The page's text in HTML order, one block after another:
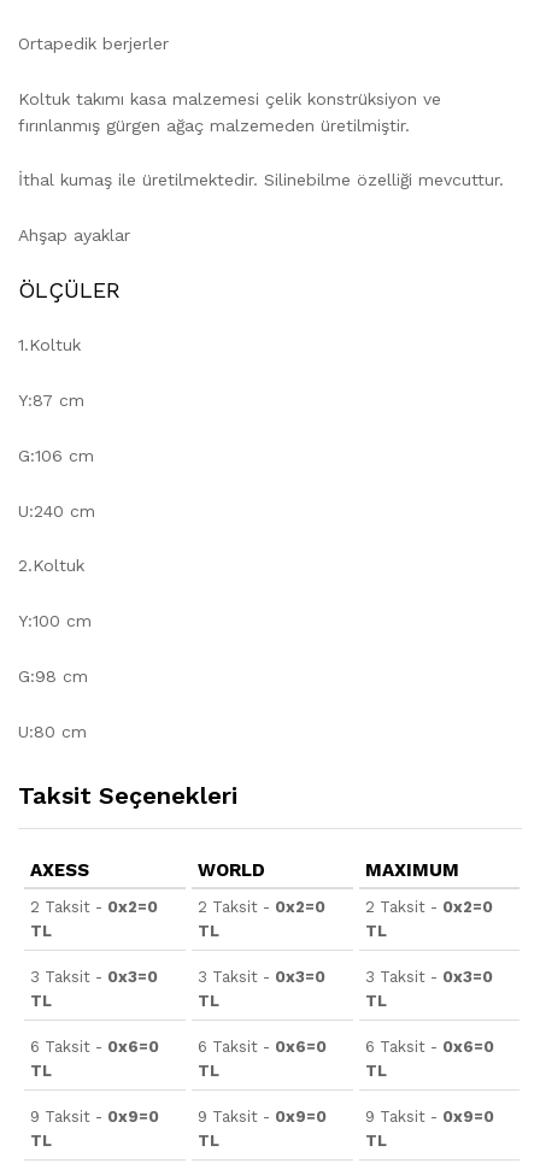
Ortapedik berjerler
Koltuk takımı kasa malzemesi çelik konstrüksiyon ve
fırınlanmış gürgen ağaç malzemeden üretilmiştir.
İthal kumaş ile üretilmektedir. Silinebilme özelliği mevcuttur.
Ahşap ayaklar
ÖLÇÜLER
1.Koltuk
Y:87 cm
G:106 cm
U:240 cm
2.Koltuk
Y:100 cm
G:98 cm
U:80 cm
Taksit Seçenekleri
AXESS
2 Taksit - 0x2=0
TL
3 Taksit - 0x3=0
TL
6 Taksit - 0x6=0
TL
9 Taksit - 0x9=0
TL
WORLD
2 Taksit - 0x2=0
TL
3 Taksit - 0x3=0
TL
6 Taksit - 0x6=0
TL
9 Taksit - 0x9=0
TL
MAXIMUM
2 Taksit - 0x2=0
TL
3 Taksit - 0x3=0
TL
6 Taksit - 0x6=0
TL
9 Taksit - 0x9=0
TL